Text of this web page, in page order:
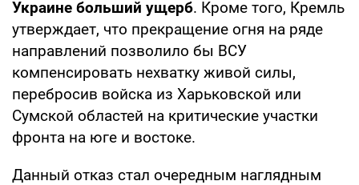
Украине больший ущерб. Кроме того, Кремль
утверждает, что прекращение огня на ряде
направлений позволило бы ВСУ
компенсировать нехватку живой силы,
перебросив войска из Харьковской или
Сумской областей на критические участки
фронта на юге и востоке.
Данный отказ стал очередным наглядным